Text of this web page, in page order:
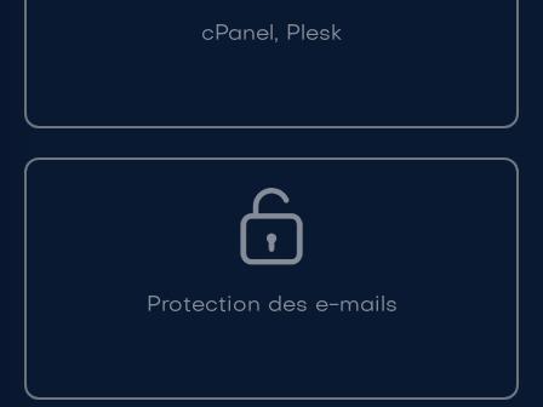
cPanel, Plesk
Protection des e-mails